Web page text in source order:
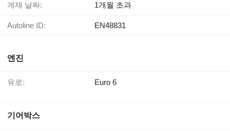
게재 날짜: 1개월 초과
Autoline ID: EN48831
엔진
유로: Euro 6
기어박스